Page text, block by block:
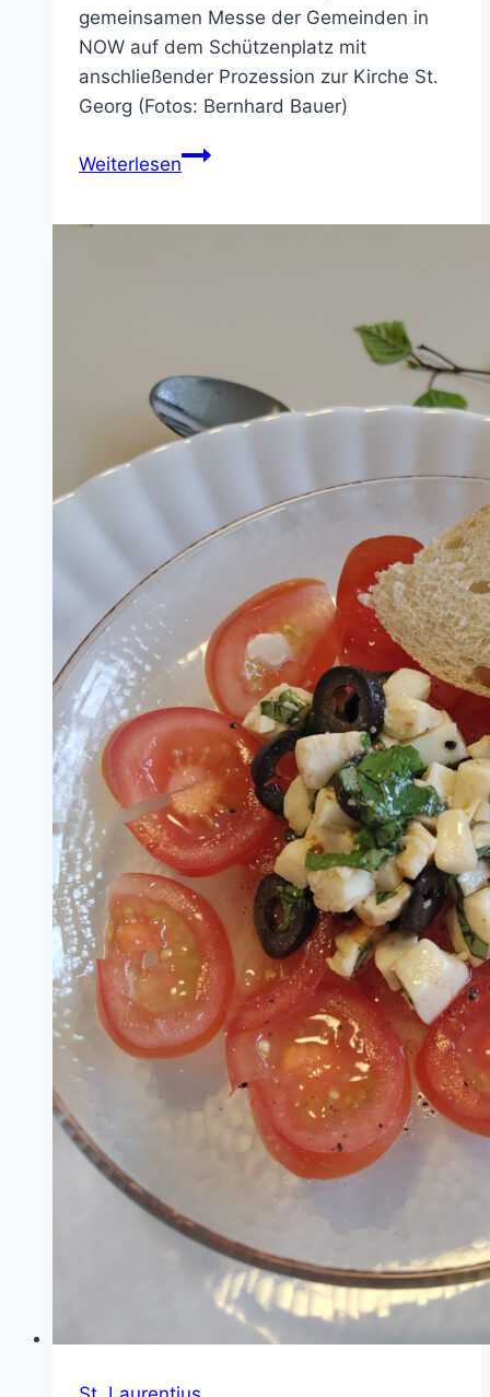
gemeinsamen Messe der Gemeinden in
NOW auf dem Schützenplatz mit
anschließender Prozession zur Kirche St.
Georg (Fotos: Bernhard Bauer)
WeiterlesenBilder